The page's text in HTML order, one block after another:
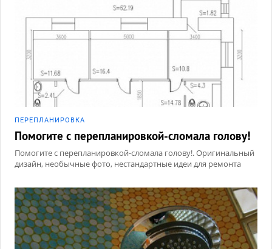
ПЕРЕПЛАНИРОВКА
Помогите с перепланировкой-сломала голову!
Помогите с перепланировкой-сломала голову!. Оригинальный
дизайн, необычные фото, нестандартные идеи для ремонта